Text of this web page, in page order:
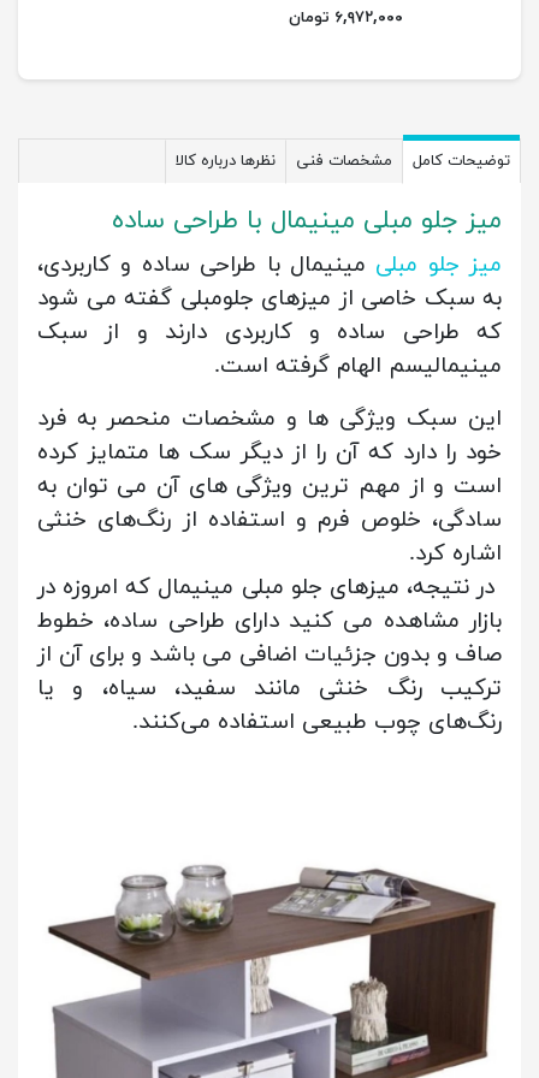
۶,۹۷۲,۰۰۰ تومان
توضیحات کامل مشخصات فنی نظرها درباره کالا
میز جلو مبلی مینیمال با طراحی ساده
میز جلو مبلی مینیمال با طراحی ساده و کاربردی،
به سبک خاصی از میزهای جلومبلی گفته می شود
که طراحی ساده و کاربردی دارند و از سبک
مینیمالیسم الهام گرفته است.
این سبک ویژگی ها و مشخصات منحصر به فرد
خود را دارد که آن را از دیگر سک ها متمایز کرده
است و از مهم ترین ویژگی های آن می توان به
سادگی، خلوص فرم و استفاده از رنگ‌های خنثی
اشاره کرد.
در نتیجه، میزهای جلو مبلی مینیمال که امروزه در
بازار مشاهده می کنید دارای طراحی ساده، خطوط
صاف و بدون جزئیات اضافی می باشد و برای آن از
ترکیب رنگ خنثی مانند سفید، سیاه، و یا
رنگ‌های چوب طبیعی استفاده می‌کنند.